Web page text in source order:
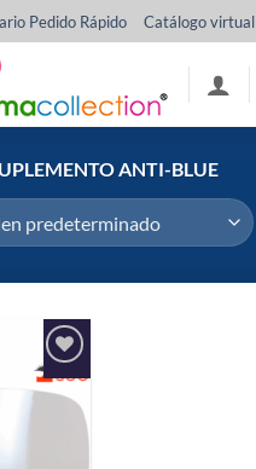
Pedido Rápido Catálogo virtual
ANTI-BLUE
Añadir
a la